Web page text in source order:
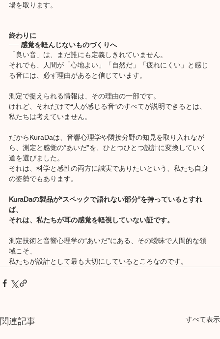
場を取ります。
終わりに
── 感覚を軽んじないものづくりへ
「良い音」は、まだ誰にも定義しきれていません。
それでも、人間が「心地よい」「自然だ」「疲れにくい」と感じ
る音には、必ず理由があると信じています。
測定で捉えられる情報は、その理由の一部です。
けれど、それだけで“人が感じる音”のすべてが説明できるとは、
私たちは考えていません。
だからKuraDaは、音響心理学や隣接分野の知見を取り入れなが
ら、測定と感覚の“あいだ”を、ひとつひとつ設計に変換していく
道を選びました。
それは、科学と感性の両方に誠実でありたいという、私たち自身
の姿勢でもあります。
KuraDaの製品が“スペックで語れない部分”を持っているとすれ
ば、
それは、私たちが耳の感覚を軽視していない証です。
測定技術と音響心理学の“あいだ”にある、その曖昧で人間的な領
域こそ、
私たちが設計として最も大切にしているところなのです。
関連記事 すべて表示